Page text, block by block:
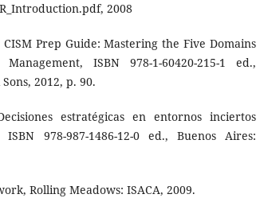
2008
Prep Guide: Mastering the Five Domains
ISBN 978-1-60420-215-1 ed.,
2012, p. 90.
estratégicas en entornos inciertos
978-987-1486-12-0 ed., Buenos Aires:
Rolling Meadows: ISACA, 2009.